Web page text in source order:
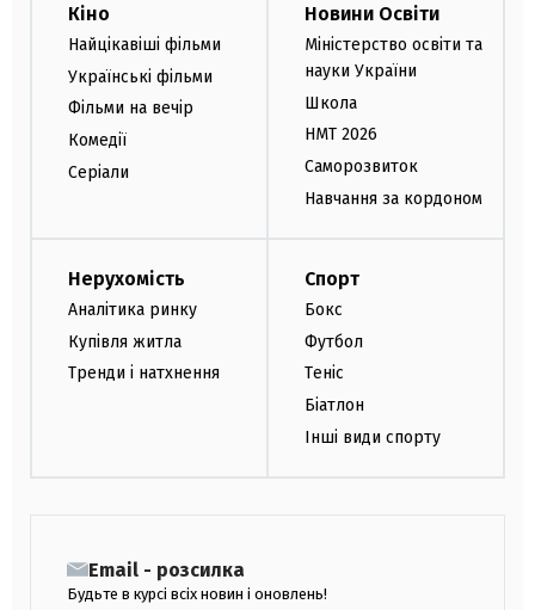
Кіно
Найцікавіші фільми
Українські фільми
Фільми на вечір
Комедії
Серіали
Новини Освіти
Міністерство освіти та
науки України
Школа
НМТ 2026
Саморозвиток
Навчання за кордоном
Нерухомість
Аналітика ринку
Купівля житла
Тренди і натхнення
Спорт
Бокс
Футбол
Теніс
Біатлон
Інші види спорту
Email - розсилка
Будьте в курсі всіх новин і оновлень!